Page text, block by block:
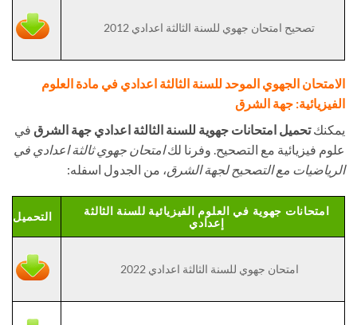
تصحيح امتحان جهوي للسنة الثالثة اعدادي 2012
الامتحان الجهوي الموحد للسنة الثالثة اعدادي في مادة العلوم
الفيزيائية: جهة الشرق
يمكنكتحميل امتحانات جهوية للسنة الثالثة اعدادي جهة الشرق في
علوم فيزيائية مع التصحيح. وفرنا لكامتحان جهوي ثالثة اعدادي في
الرياضيات مع التصحيح لجهة الشرق، من الجدول اسفله:
امتحانات جهوية في العلوم الفيزيائية للسنة الثالثة
إعدادي
التحميل
امتحان جهوي للسنة الثالثة اعدادي 2022